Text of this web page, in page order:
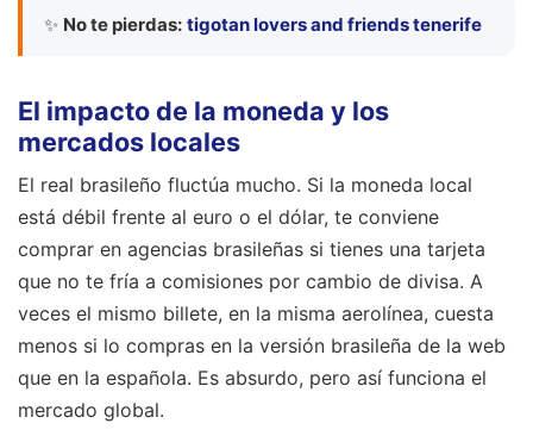
✨ No te pierdas: tigotan lovers and friends tenerife
El impacto de la moneda y los
mercados locales
El real brasileño fluctúa mucho. Si la moneda local
está débil frente al euro o el dólar, te conviene
comprar en agencias brasileñas si tienes una tarjeta
que no te fría a comisiones por cambio de divisa. A
veces el mismo billete, en la misma aerolínea, cuesta
menos si lo compras en la versión brasileña de la web
que en la española. Es absurdo, pero así funciona el
mercado global.